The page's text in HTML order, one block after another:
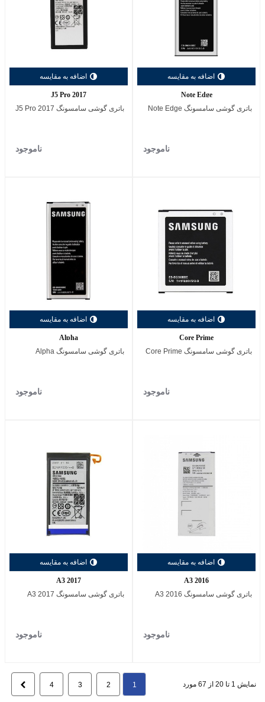
اضافه به مقایسه
Note Edge
باتری گوشی سامسونگ Note Edge
ناموجود
اضافه به مقایسه
J5 Pro 2017
باتری گوشی سامسونگ J5 Pro 2017
ناموجود
اضافه به مقایسه
Core Prime
باتری گوشی سامسونگ Core Prime
ناموجود
اضافه به مقایسه
Alpha
باتری گوشی سامسونگ Alpha
ناموجود
اضافه به مقایسه
A3 2016
باتری گوشی سامسونگ A3 2016
ناموجود
اضافه به مقایسه
A3 2017
باتری گوشی سامسونگ A3 2017
ناموجود
نمایش 1 تا 20 از 67 مورد 1
2
3
4